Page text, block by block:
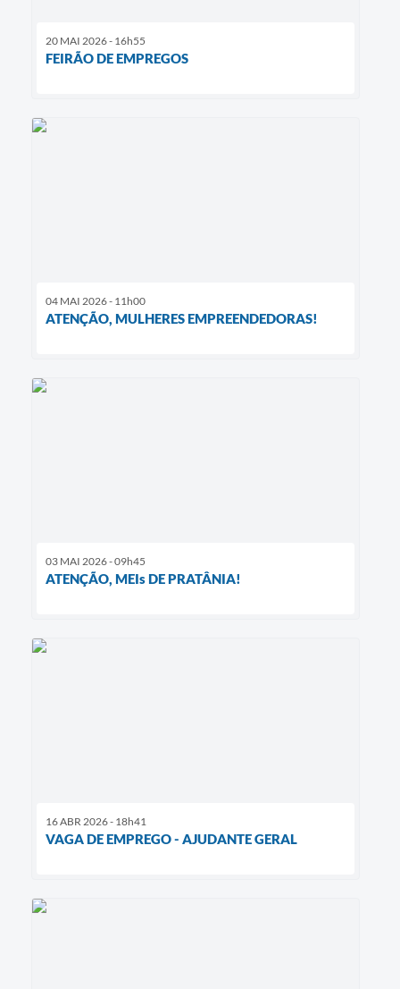
20 MAI 2026 - 16h55
FEIRÃO DE EMPREGOS
04 MAI 2026 - 11h00
ATENÇÃO, MULHERES EMPREENDEDORAS!
03 MAI 2026 - 09h45
ATENÇÃO, MEIs DE PRATÂNIA!
16 ABR 2026 - 18h41
VAGA DE EMPREGO - AJUDANTE GERAL